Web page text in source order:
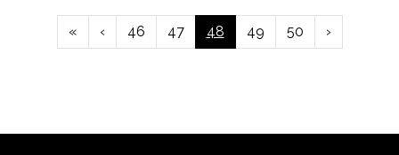
First
page
«
Předchozí
stránka
‹ Page
46 Page
47
Aktuální
stránka
48 Page
49 Page
50
Následující
stránka
›